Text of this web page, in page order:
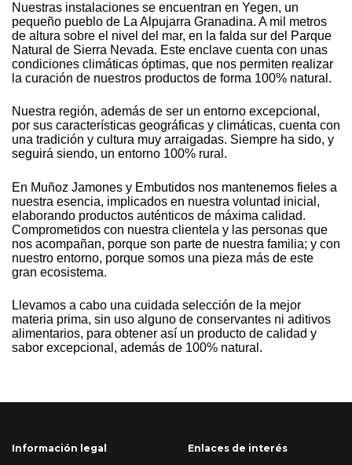
Nuestras instalaciones se encuentran en Yegen, un
pequeño pueblo de La Alpujarra Granadina. A mil metros
de altura sobre el nivel del mar, en la falda sur del Parque
Natural de Sierra Nevada. Este enclave cuenta con unas
condiciones climáticas óptimas, que nos permiten realizar
la curación de nuestros productos de forma 100% natural.
Nuestra región, además de ser un entorno excepcional,
por sus características geográficas y climáticas, cuenta con
una tradición y cultura muy arraigadas. Siempre ha sido, y
seguirá siendo, un entorno 100% rural.
En Muñoz Jamones y Embutidos nos mantenemos fieles a
nuestra esencia, implicados en nuestra voluntad inicial,
elaborando productos auténticos de máxima calidad.
Comprometidos con nuestra clientela y las personas que
nos acompañan, porque son parte de nuestra familia; y con
nuestro entorno, porque somos una pieza más de este
gran ecosistema.
Llevamos a cabo una cuidada selección de la mejor
materia prima, sin uso alguno de conservantes ni aditivos
alimentarios, para obtener así un producto de calidad y
sabor excepcional, además de 100% natural.
Información legal Enlaces de interés